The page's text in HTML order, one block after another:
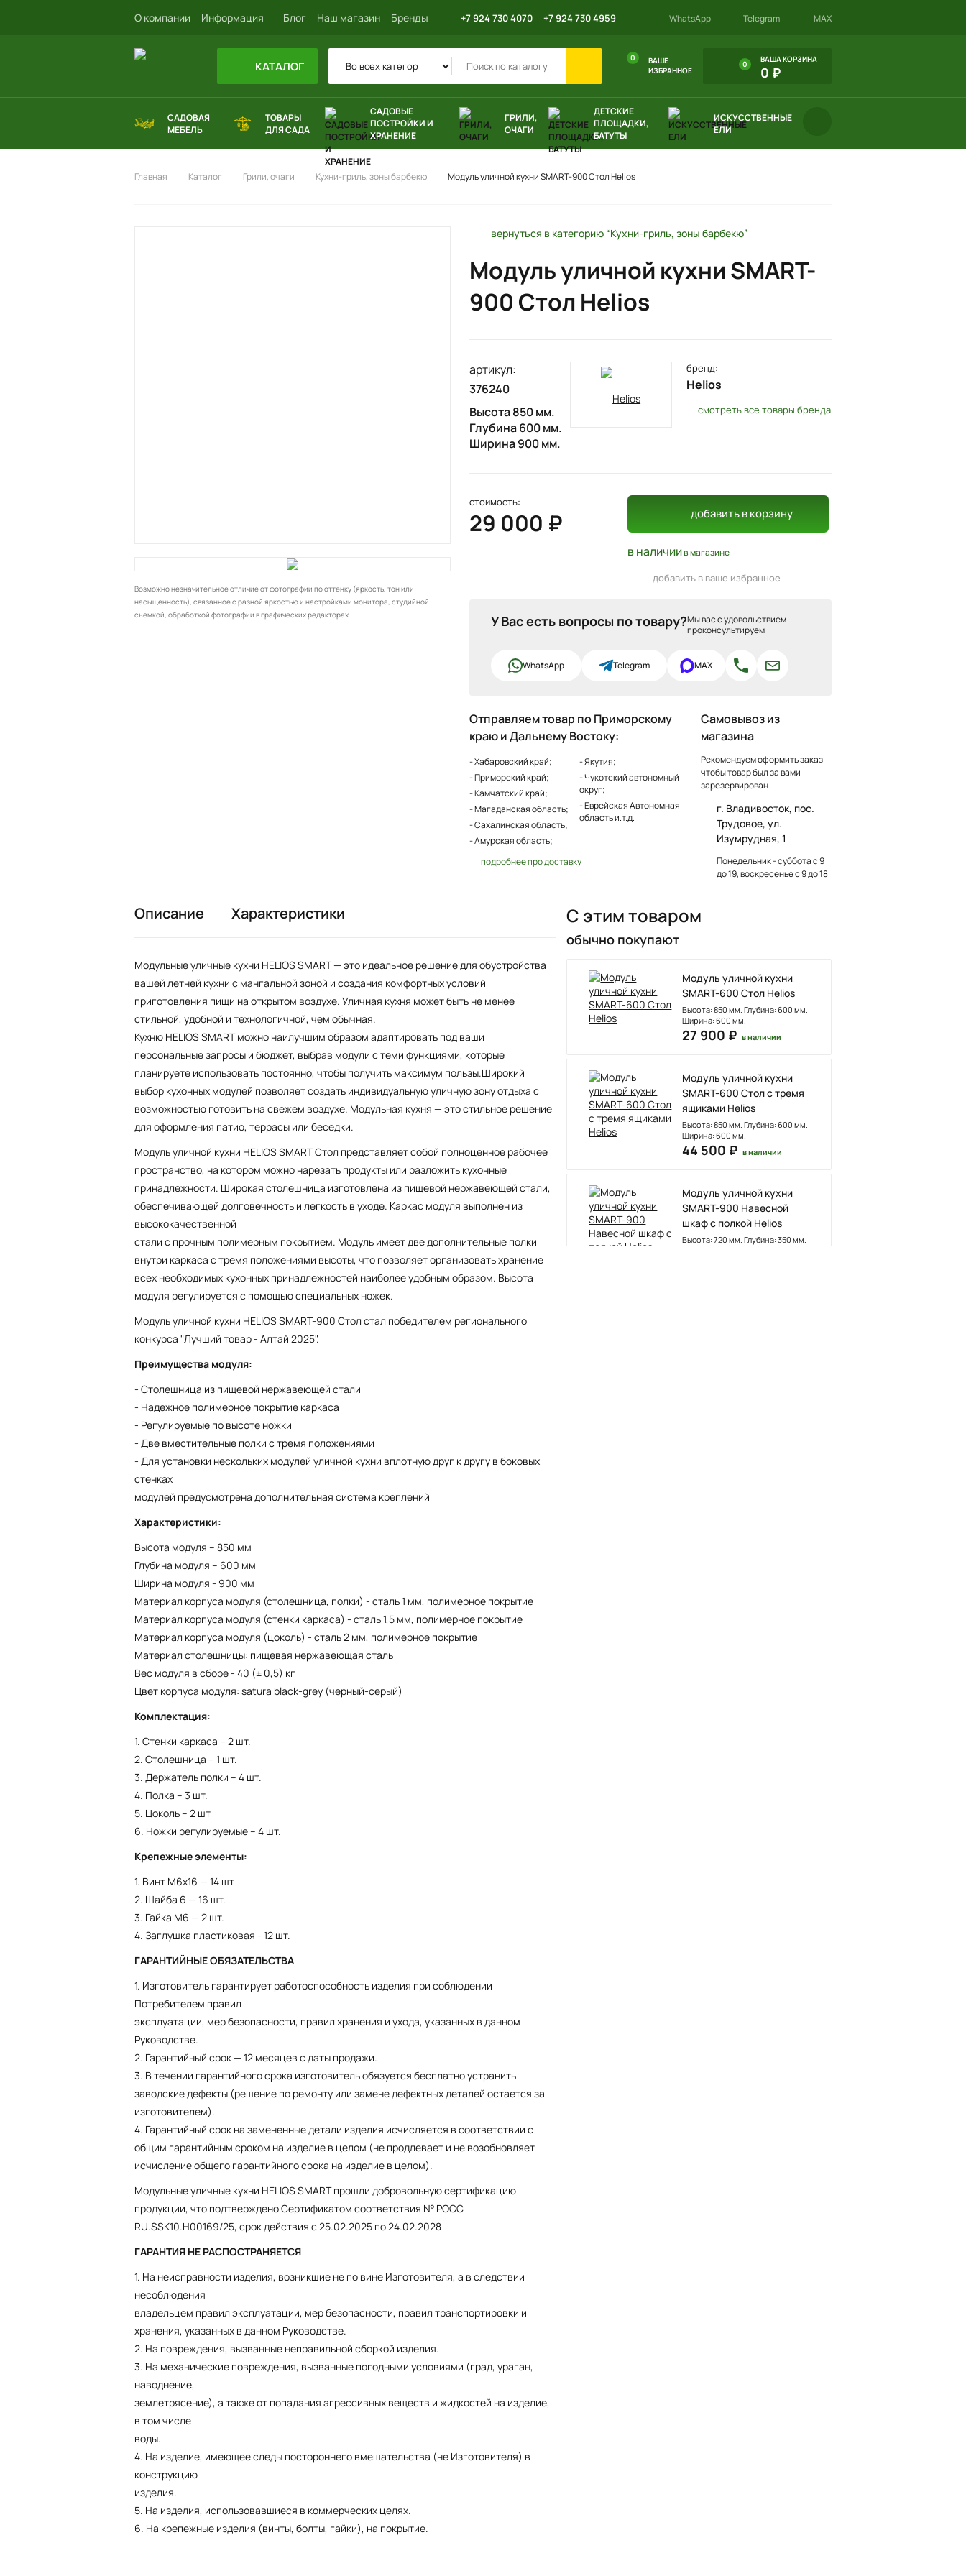
О компании Информация Блог Наш магазин Бренды +7 924 730 4070 +7 924 730 4959 WhatsApp Telegram MAX
КАТАЛОГ
ВАШЕ
ИЗБРАННОЕ
0 ВАША КОРЗИНА
0 ₽
0
САДОВАЯ
МЕБЕЛЬ
ТОВАРЫ
ДЛЯ САДА
САДОВЫЕ
ПОСТРОЙКИ И
ХРАНЕНИЕ
ГРИЛИ,
ОЧАГИ
ДЕТСКИЕ
ПЛОЩАДКИ,
БАТУТЫ
ИСКУССТВЕННЫЕ
ЕЛИ
Главная Каталог Грили, очаги Кухни-гриль, зоны барбекю Модуль уличной кухни SMART-900 Стол Helios
Возможно незначительное отличие от фотографии по оттенку (яркость, тон или
насыщенность), связанное с разной яркостью и настройками монитора, студийной
съемкой, обработкой фотографии в графических редакторах.
вернуться в категорию “Кухни-гриль, зоны барбекю”
Модуль уличной кухни SMART-
900 Стол Helios
артикул:
376240
Высота 850 мм.
Глубина 600 мм.
Ширина 900 мм.
бренд:
Helios
смотреть все товары бренда
стоимость:
29 000 ₽ добавитьв корзину
в наличиив магазине
добавить в ваше избранное
У Вас есть вопросы по товару?Мы вас с удовольствием
проконсультируем
WhatsApp Telegram MAX
Отправляем товар по Приморскому
краю и Дальнему Востоку:
- Хабаровский край;
- Приморский край;
- Камчатский край;
- Магаданская область;
- Сахалинская область;
- Амурская область;
- Якутия;
- Чукотский автономный
округ;
- Еврейская Автономная
область и.т.д.
подробнее про доставку
Самовывоз из
магазина
Рекомендуем оформить заказ
чтобы товар был за вами
зарезервирован.
г. Владивосток, пос.
Трудовое, ул.
Изумрудная, 1
Понедельник - суббота с 9
до 19, воскресенье с 9 до 18
Описание Характеристики
Модульные уличные кухни HELIOS SMART — это идеальное решение для обустройства
вашей летней кухни с мангальной зоной и создания комфортных условий
приготовления пищи на открытом воздухе. Уличная кухня может быть не менее
стильной, удобной и технологичной, чем обычная.
Кухню HELIOS SMART можно наилучшим образом адаптировать под ваши
персональные запросы и бюджет, выбрав модули с теми функциями, которые
планируете использовать постоянно, чтобы получить максимум пользы.Широкий
выбор кухонных модулей позволяет создать индивидуальную уличную зону отдыха с
возможностью готовить на свежем воздухе. Модульная кухня — это стильное решение
для оформления патио, террасы или беседки.
Модуль уличной кухни HELIOS SMART Стол представляет собой полноценное рабочее
пространство, на котором можно нарезать продукты или разложить кухонные
принадлежности. Широкая столешница изготовлена из пищевой нержавеющей стали,
обеспечивающей долговечность и легкость в уходе. Каркас модуля выполнен из
высококачественной
стали с прочным полимерным покрытием. Модуль имеет две дополнительные полки
внутри каркаса с тремя положениями высоты, что позволяет организовать хранение
всех необходимых кухонных принадлежностей наиболее удобным образом. Высота
модуля регулируется с помощью специальных ножек.
Модуль уличной кухни HELIOS SMART-900 Стол стал победителем регионального
конкурса "Лучший товар - Алтай 2025".
Преимущества модуля:
- Столешница из пищевой нержавеющей стали
- Надежное полимерное покрытие каркаса
- Регулируемые по высоте ножки
- Две вместительные полки с тремя положениями
- Для установки нескольких модулей уличной кухни вплотную друг к другу в боковых
стенках
модулей предусмотрена дополнительная система креплений
Характеристики:
Высота модуля – 850 мм
Глубина модуля – 600 мм
Ширина модуля - 900 мм
Материал корпуса модуля (столешница, полки) - сталь 1 мм, полимерное покрытие
Материал корпуса модуля (стенки каркаса) - сталь 1,5 мм, полимерное покрытие
Материал корпуса модуля (цоколь) - сталь 2 мм, полимерное покрытие
Материал столешницы: пищевая нержавеющая сталь
Вес модуля в сборе - 40 (± 0,5) кг
Цвет корпуса модуля: satura black-grey (черный-серый)
Комплектация:
1. Стенки каркаса – 2 шт.
2. Столешница – 1 шт.
3. Держатель полки – 4 шт.
4. Полка – 3 шт.
5. Цоколь – 2 шт
6. Ножки регулируемые – 4 шт.
Крепежные элементы:
1. Винт М6x16 — 14 шт
2. Шайба 6 — 16 шт.
3. Гайка М6 — 2 шт.
4. Заглушка пластиковая - 12 шт.
ГАРАНТИЙНЫЕ ОБЯЗАТЕЛЬСТВА
1. Изготовитель гарантирует работоспособность изделия при соблюдении
Потребителем правил
эксплуатации, мер безопасности, правил хранения и ухода, указанных в данном
Руководстве.
2. Гарантийный срок — 12 месяцев с даты продажи.
3. В течении гарантийного срока изготовитель обязуется бесплатно устранить
заводские дефекты (решение по ремонту или замене дефектных деталей остается за
изготовителем).
4. Гарантийный срок на замененные детали изделия исчисляется в соответствии с
общим гарантийным сроком на изделие в целом (не продлевает и не возобновляет
исчисление общего гарантийного срока на изделие в целом).
Модульные уличные кухни HELIOS SMART прошли добровольную сертификацию
продукции, что подтверждено Сертификатом соответствия № POCC
RU.SSK10.H00169/25, срок действия с 25.02.2025 по 24.02.2028
ГАРАНТИЯ НЕ РАСПОСТРАНЯЕТСЯ
1. На неисправности изделия, возникшие не по вине Изготовителя, а в следствии
несоблюдения
владельцем правил эксплуатации, мер безопасности, правил транспортировки и
хранения, указанных в данном Руководстве.
2. На повреждения, вызванные неправильной сборкой изделия.
3. На механические повреждения, вызванные погодными условиями (град, ураган,
наводнение,
землетрясение), а также от попадания агрессивных веществ и жидкостей на изделие,
в том числе
воды.
4. На изделие, имеющее следы постороннего вмешательства (не Изготовителя) в
конструкцию
изделия.
5. На изделия, использовавшиеся в коммерческих целях.
6. На крепежные изделия (винты, болты, гайки), на покрытие.
С этим товаром
обычно покупают
Модуль уличной кухни
SMART-600 Стол Helios
Высота: 850 мм. Глубина: 600 мм.
Ширина: 600 мм.
27 900 ₽ в наличии
Модуль уличной кухни
SMART-600 Стол с тремя
ящиками Helios
Высота: 850 мм. Глубина: 600 мм.
Ширина: 600 мм.
44 500 ₽ в наличии
Модуль уличной кухни
SMART-900 Навесной
шкаф с полкой Helios
Высота: 720 мм. Глубина: 350 мм.